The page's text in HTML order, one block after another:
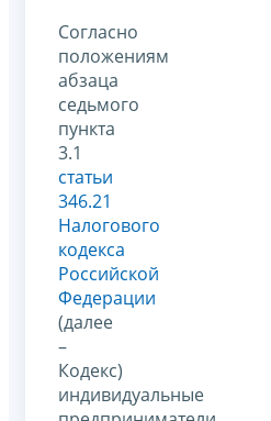
Согласно
положениям
абзаца
седьмого
пункта
3.1
статьи
346.21
Налогового
кодекса
Российской
Федерации
(далее
–
Кодекс)
индивидуальные